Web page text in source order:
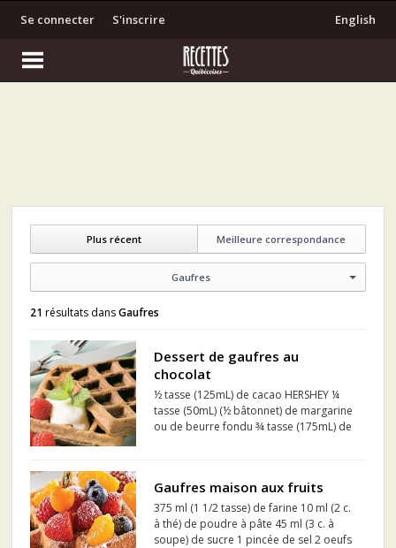
S'inscrire
Se connecter English
Meilleure correspondance
Plus récent
Gaufres
21 résultats dansGaufres
Dessert de gaufres au
chocolat
½ tasse (125mL) de cacao HERSHEY ¼
tasse (50mL) (½ bâtonnet) de margarine
ou de beurre fondu ¾ tasse (175mL) de
de vanille 1 tasse (250mL) de farine tout
de s...
Gaufres maison aux fruits
375 ml (1 1/2 tasse) de farine 10 ml (2 c.
à thé) de poudre à pâte 45 ml (3 c. à
soupe) de sucre 1 pincée de sel 2 oeufs